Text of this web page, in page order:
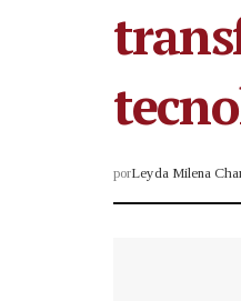
porLeyda Milena